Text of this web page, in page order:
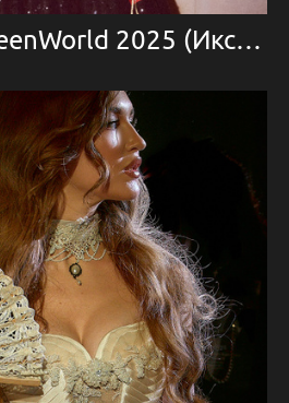
X Boss The QueenWorld 2025 (Икс Босс — Королева Мира)